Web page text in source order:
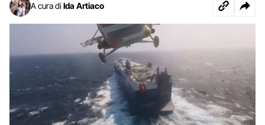
A cura di Ida Artiaco